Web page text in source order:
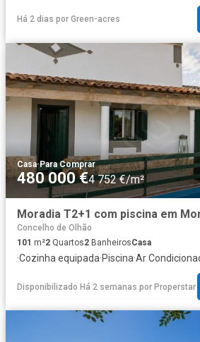
Há 2 dias por Green-acres
Casa·Para Comprar
480 000 €4 752 €/m²
Concelho de Olhão
101 m²2 Quartos2 BanheirosCasa
·Cozinha equipada·Piscina·Ar
Disponibilizado Há 2 semanas por Properstar